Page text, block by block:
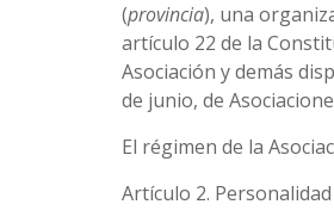
(provincia), una
artículo 22 de la
Asociación y demás
de junio, de
El régimen de la
Artículo 2. Personalidad